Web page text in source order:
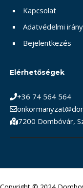
Kapcsolat
Adatvédelmi
Bejelentkezés
Elérhetőségek
+36 74 564 564
7200 Dombóvár,